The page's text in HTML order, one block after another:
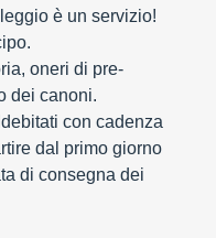
è un servizio!
oneri di pre-
dei canoni.
con cadenza
dal primo giorno
di consegna dei